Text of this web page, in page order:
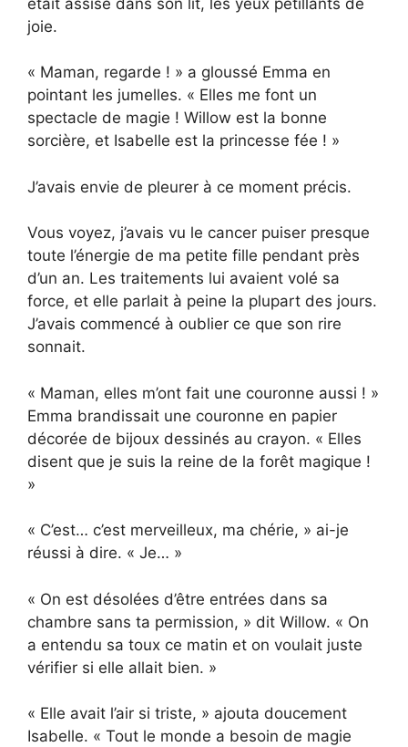
joie.
« Maman, regarde ! » a gloussé Emma en
pointant les jumelles. « Elles me font un
spectacle de magie ! Willow est la bonne
sorcière, et Isabelle est la princesse fée ! »
J’avais envie de pleurer à ce moment précis.
Vous voyez, j’avais vu le cancer puiser presque
toute l’énergie de ma petite fille pendant près
d’un an. Les traitements lui avaient volé sa
force, et elle parlait à peine la plupart des jours.
J’avais commencé à oublier ce que son rire
sonnait.
« Maman, elles m’ont fait une couronne aussi ! »
Emma brandissait une couronne en papier
décorée de bijoux dessinés au crayon. « Elles
disent que je suis la reine de la forêt magique !
»
« C’est… c’est merveilleux, ma chérie, » ai-je
réussi à dire. « Je… »
« On est désolées d’être entrées dans sa
chambre sans ta permission, » dit Willow. « On
a entendu sa toux ce matin et on voulait juste
vérifier si elle allait bien. »
« Elle avait l’air si triste, » ajouta doucement
Isabelle. « Tout le monde a besoin de magie